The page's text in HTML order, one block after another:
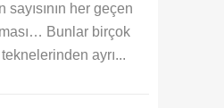
sayısının her geçen
Bunlar birçok
ayrı...